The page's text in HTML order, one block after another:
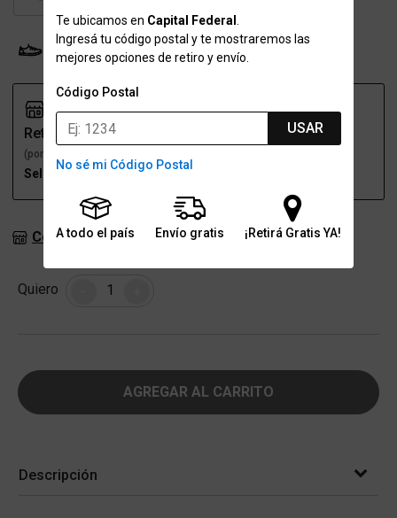
Te ubicamos en Capital Federal
Ingresá tu código postal y te mostraremos las
mejores opciones de retiro y envío.
Código Postal
USAR
No sé mi Código Postal
A todo el país Envío gratis ¡Retirá Gratis YA!
Probador Virtual Tabla de talles
Retiro
(por una sucursal)
Seleccioná talle
Consultar stock en sucursales
Quiero Cantidad
AGREGAR AL CARRITO
Descripción